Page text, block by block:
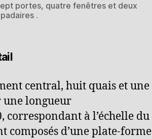
portes, quatre fenêtres et deux
.
central, huit quais et une
une longueur
correspondant à l’échelle du
composés d’une plate-forme